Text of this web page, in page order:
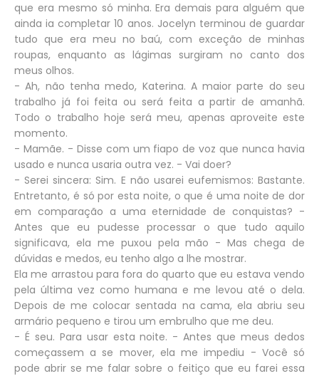
que era mesmo só minha. Era demais para alguém que
ainda ia completar 10 anos. Jocelyn terminou de guardar
tudo que era meu no baú, com exceção de minhas
roupas, enquanto as lágimas surgiram no canto dos
meus olhos.
- Ah, não tenha medo, Katerina. A maior parte do seu
trabalho já foi feita ou será feita a partir de amanhã.
Todo o trabalho hoje será meu, apenas aproveite este
momento.
- Mamãe. - Disse com um fiapo de voz que nunca havia
usado e nunca usaria outra vez. - Vai doer?
- Serei sincera: Sim. E não usarei eufemismos: Bastante.
Entretanto, é só por esta noite, o que é uma noite de dor
em comparação a uma eternidade de conquistas? -
Antes que eu pudesse processar o que tudo aquilo
significava, ela me puxou pela mão - Mas chega de
dúvidas e medos, eu tenho algo a lhe mostrar.
Ela me arrastou para fora do quarto que eu estava vendo
pela última vez como humana e me levou até o dela.
Depois de me colocar sentada na cama, ela abriu seu
armário pequeno e tirou um embrulho que me deu.
- É seu. Para usar esta noite. - Antes que meus dedos
começassem a se mover, ela me impediu - Você só
pode abrir se me falar sobre o feitiço que eu farei essa